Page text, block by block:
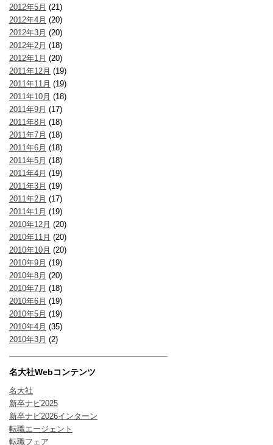
2012年5月 (21)
2012年4月 (20)
2012年3月 (20)
2012年2月 (18)
2012年1月 (20)
2011年12月 (19)
2011年11月 (19)
2011年10月 (18)
2011年9月 (17)
2011年8月 (18)
2011年7月 (18)
2011年6月 (18)
2011年5月 (18)
2011年4月 (19)
2011年3月 (19)
2011年2月 (17)
2011年1月 (19)
2010年12月 (20)
2010年11月 (20)
2010年10月 (20)
2010年9月 (19)
2010年8月 (20)
2010年7月 (18)
2010年6月 (19)
2010年5月 (19)
2010年4月 (35)
2010年3月 (2)
名大社Webコンテンツ
名大社
新卒ナビ2025
新卒ナビ2026インターン
転職エージェント
転職フェア